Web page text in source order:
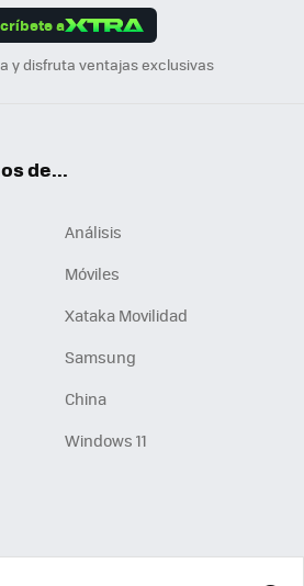
a
y disfruta ventajas exclusivas
de...
Análisis
Móviles
Xataka Movilidad
Samsung
China
Windows 11